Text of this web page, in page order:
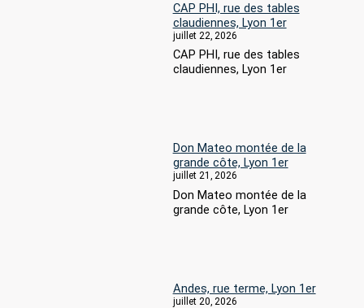
CAP PHI, rue des tables
claudiennes, Lyon 1er
juillet 22, 2026
CAP PHI, rue des tables
claudiennes, Lyon 1er
Don Mateo montée de la
grande côte, Lyon 1er
juillet 21, 2026
Don Mateo montée de la
grande côte, Lyon 1er
Andes, rue terme, Lyon 1er
juillet 20, 2026